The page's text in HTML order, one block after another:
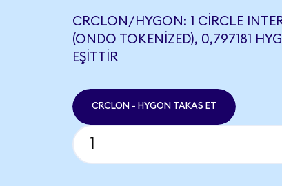
CRCLON/HYGON: 1 CIRCLE
(ONDO TOKENIZED), 0,797181
EŞITTIR
CRCLON - HYGON TAKAS ET